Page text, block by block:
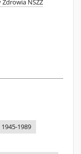
Zdrowia NSZZ
1945-1989